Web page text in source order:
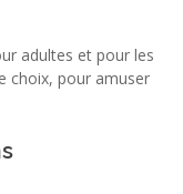
adultes et pour les
choix, pour amuser